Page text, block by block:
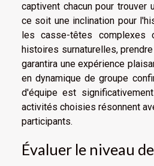
captivent chacun pour trouver
ce soit une inclination pour
les casse-têtes complexes
histoires surnaturelles,
garantira une expérience
en dynamique de groupe
d'équipe est
activités choisies résonnent
participants.
Évaluer le niveau